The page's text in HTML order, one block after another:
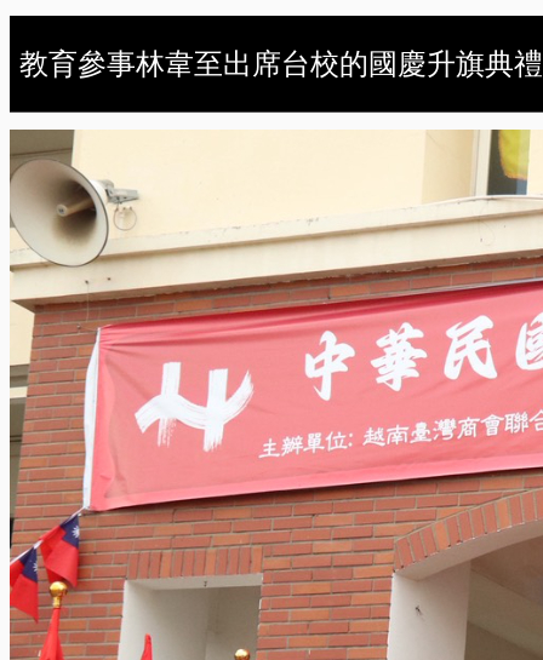
教育參事林韋至出席台校的國慶升旗典禮